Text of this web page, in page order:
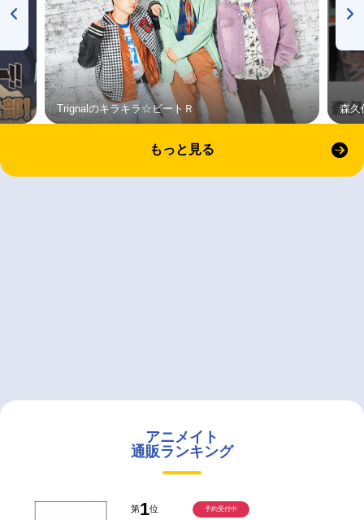
Trignalのキラキラ☆ビートＲ 森久
もっと見る
アニメイト
通販ランキング
第1位 予約受付中